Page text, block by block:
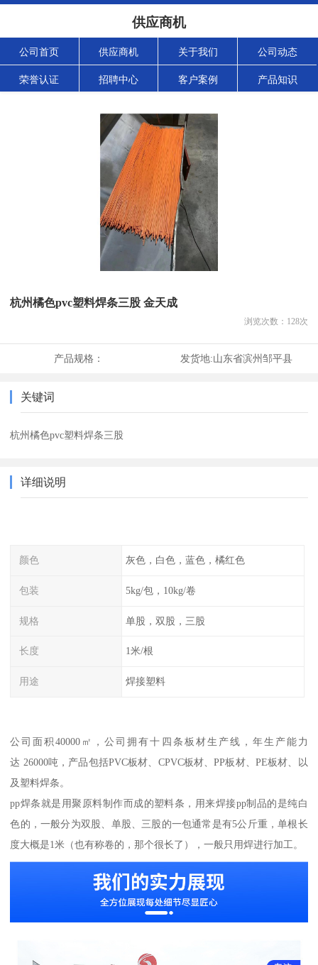
供应商机
公司首页 供应商机 关于我们 公司动态
荣誉认证 招聘中心 客户案例 产品知识
杭州橘色pvc塑料焊条三股 金天成
浏览次数： 128次
产品规格： 发货地:山东省滨州邹平县
关键词
杭州橘色pvc塑料焊条三股
详细说明
颜色 灰色，白色，蓝色，橘红色
包装 5kg/包，10kg/卷
规格 单股，双股，三股
长度 1米/根
用途 焊接塑料
公司面积40000㎡，公司拥有十四条板材生产线，年生产能力
达 26000吨，产品包括PVC板材、CPVC板材、PP板材、PE板材、以
及塑料焊条。
pp焊条就是用聚原料制作而成的塑料条，用来焊接pp制品的是纯白
色的，一般分为双股、单股、三股的一包通常是有5公斤重，单根长
度大概是1米（也有称卷的，那个很长了），一般只用焊进行加工。